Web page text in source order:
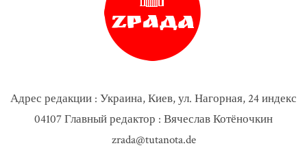
Адрес редакции : Украина, Киев, ул. Нагорная, 24 индекс
04107 Главный редактор : Вячеслав Котёночкин
zrada@tutanota.de